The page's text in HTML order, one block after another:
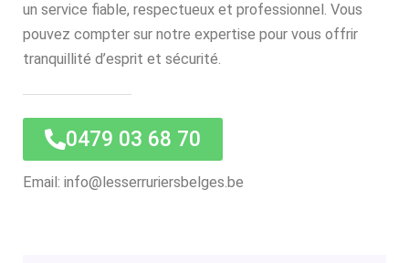
un service fiable, respectueux et professionnel. Vous
pouvez compter sur notre expertise pour vous offrir
tranquillité d’esprit et sécurité.
0479 03 68 70
Email: info@lesserruriersbelges.be